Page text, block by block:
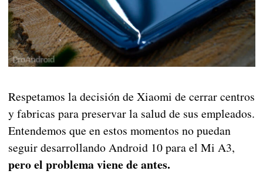
Respetamos la decisión de Xiaomi de cerrar centros
y fabricas para preservar la salud de sus empleados.
Entendemos que en estos momentos no puedan
seguir desarrollando Android 10 para el Mi A3,
pero el problema viene de antes.